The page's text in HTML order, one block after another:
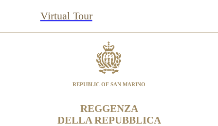
Virtual Tour
REPUBLIC OF SAN MARINO
REGGENZA
DELLA REPUBBLICA